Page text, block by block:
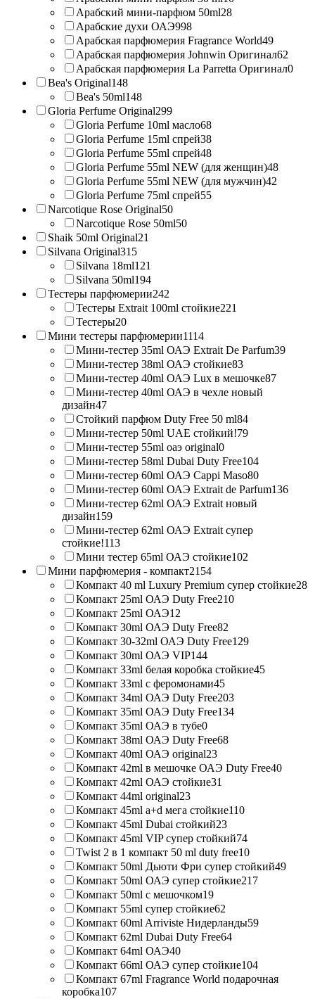
Арабский мини-парфюм 50ml28
Арабские духи ОАЭ998
Арабская парфюмерия Fragrance World49
Арабская парфюмерия Johnwin Оригинал62
Арабская парфюмерия La Parretta Оригинал0
Bea's Original148
Bea's 50ml148
Gloria Perfume Original299
Gloria Perfume 10ml масло68
Gloria Perfume 15ml спрей38
Gloria Perfume 55ml спрей48
Gloria Perfume 55ml NEW (для женщин)48
Gloria Perfume 55ml NEW (для мужчин)42
Gloria Perfume 75ml спрей55
Narcotique Rose Original50
Narcotique Rose 50ml50
Shaik 50ml Original21
Silvana Original315
Silvana 18ml121
Silvana 50ml194
Тестеры парфюмерии242
Тестеры Extrait 100ml стойкие221
Тестеры20
Мини тестеры парфюмерии1114
Мини-тестер 35ml ОАЭ Extrait De Parfum39
Мини-тестер 38ml ОАЭ стойкие83
Мини-тестер 40ml ОАЭ Lux в мешочке87
Мини-тестер 40ml ОАЭ в чехле новый
дизайн47
Стойкий парфюм Duty Free 50 ml84
Мини-тестер 50ml UAE стойкий!79
Мини-тестер 55ml оаэ original0
Мини-тестер 58ml Dubai Duty Free104
Мини-тестер 60ml ОАЭ Cappi Maso80
Мини-тестер 60ml ОАЭ Extrait de Parfum136
Мини-тестер 62ml ОАЭ Extrait новый
дизайн159
Мини-тестер 62ml ОАЭ Extrait супер
стойкие!113
Мини тестер 65ml ОАЭ стойкие102
Мини парфюмерия - компакт2154
Компакт 40 ml Luxury Premium супер стойкие28
Компакт 25ml ОАЭ Duty Free210
Компакт 25ml ОАЭ12
Компакт 30ml ОАЭ Duty Free82
Компакт 30-32ml ОАЭ Duty Free129
Компакт 30ml ОАЭ VIP144
Компакт 33ml белая коробка стойкие45
Компакт 33ml с феромонами45
Компакт 34ml ОАЭ Duty Free203
Компакт 35ml ОАЭ Duty Free134
Компакт 35ml ОАЭ в тубе0
Компакт 38ml ОАЭ Duty Free68
Компакт 40ml ОАЭ original23
Компакт 42ml в мешочке ОАЭ Duty Free40
Компакт 42ml ОАЭ стойкие31
Компакт 44ml original23
Компакт 45ml a+d мега стойкие110
Компакт 45ml Dubai стойкий23
Компакт 45ml VIP супер стойкий74
Twist 2 в 1 компакт 50 ml duty free10
Компакт 50ml Дьюти Фри супер стойкий49
Компакт 50ml ОАЭ супер стойкие217
Компакт 50ml с мешочком19
Компакт 55ml супер стойкие62
Компакт 60ml Arriviste Нидерланды59
Компакт 62ml Dubai Duty Free64
Компакт 64ml ОАЭ40
Компакт 66ml ОАЭ супер стойкие104
Компакт 67ml Fragrance World подарочная
коробка107